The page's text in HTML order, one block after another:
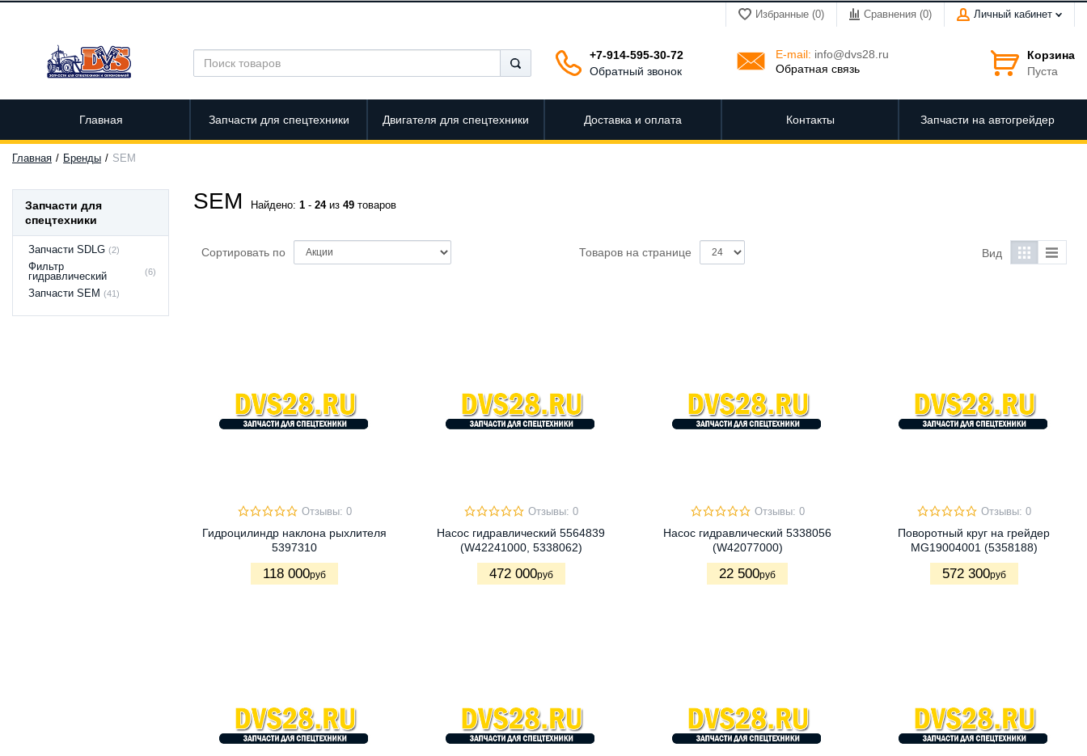
Избранные (0) Сравнения (0) Личный кабинет
+7-914-595-30-72
Обратный звонок
E-mail: info@dvs28.ru
Обратная связь
Корзина
Пуста
Главная Запчасти для спецтехники Двигателя для спецтехники Доставка и оплата Контакты Запчасти на автогрейдер
Главная Бренды SEM
Запчасти для
спецтехники
Запчасти SDLG (2)
Фильтр
гидравлический
(6)
Запчасти SEM (41)
SEM Найдено: 1 - 24из 49 товаров
Сортировать по Товаров на странице Вид
Отзывы: 0
Гидроцилиндр наклона рыхлителя
5397310
118 000руб
Отзывы: 0
Насос гидравлический 5564839
(W42241000, 5338062)
472 000руб
Отзывы: 0
Насос гидравлический 5338056
(W42077000)
22 500руб
Отзывы: 0
Поворотный круг на грейдер
MG19004001 (5358188)
572 300руб